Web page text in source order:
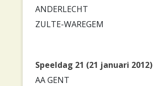
ANDERLECHT
ZULTE-WAREGEM
Speeldag 21 (21 januari 2012)
AA GENT